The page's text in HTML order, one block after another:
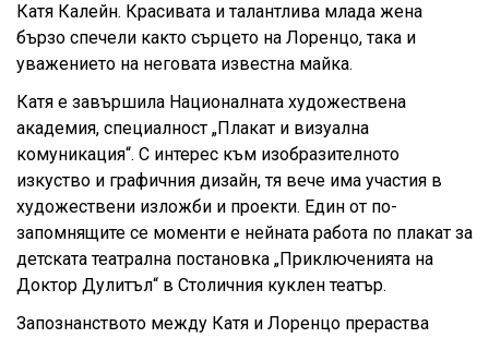
Катя Калейн. Красивата и талантлива млада жена
бързо спечели както сърцето на Лоренцо, така и
уважението на неговата известна майка.
Катя е завършила Националната художествена
академия, специалност „Плакат и визуална
комуникация“. С интерес към изобразителното
изкуство и графичния дизайн, тя вече има участия в
художествени изложби и проекти. Един от по-
запомнящите се моменти е нейната работа по плакат за
детската театрална постановка „Приключенията на
Доктор Дулитъл“ в Столичния куклен театър.
Запознанството между Катя и Лоренцо прераства